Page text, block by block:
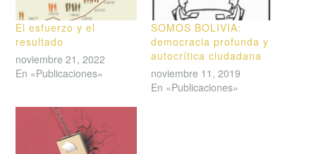
El esfuerzo y el
resultado
noviembre 21, 2022
En «Publicaciones»
SOMOS BOLIVIA:
democracia profunda y
autocrítica ciudadana
noviembre 11, 2019
En «Publicaciones»